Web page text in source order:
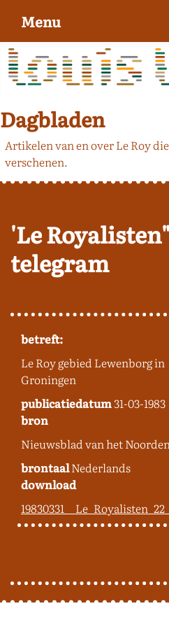
Dagbladen
Artikelen van en over Le Roy
verschenen.
'Le
telegram
betreft:
Le Roy gebied Lewenborg in
Groningen
publicatiedatum31-03-1983
bron
Nieuwsblad van het
brontaalNederlands
download
Menu